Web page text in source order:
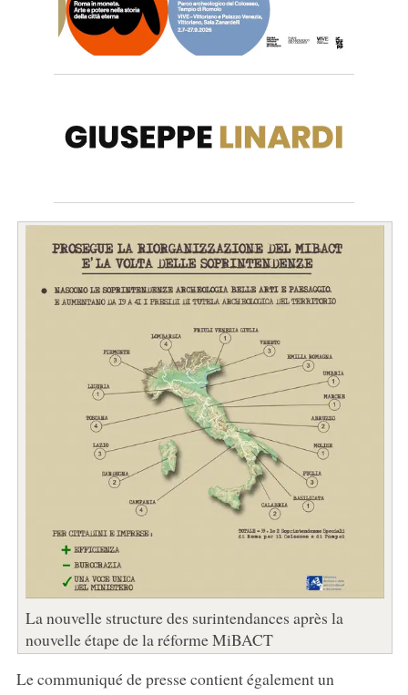
La nouvelle structure des surintendances après la
nouvelle étape de la réforme MiBACT
Le communiqué de presse contient également un